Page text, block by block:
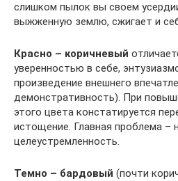
слишком пылок вы своем
выжженную землю, сжигает и
Красно – коричневый
уверенностью в себе,
произведение внешнего
демонстративность). При
этого цвета констатируется
истощение. Главная проблема –
целеустремленность.
Темно – бардовый (почти